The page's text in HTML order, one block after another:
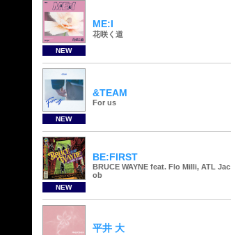
NEW
ME:I
花咲く道
NEW
&TEAM
For us
NEW
BE:FIRST
BRUCE WAYNE feat. Flo Milli, ATL Jac
ob
平井 大